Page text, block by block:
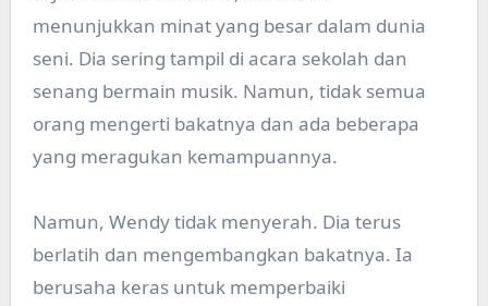
menunjukkan minat yang besar dalam dunia
seni. Dia sering tampil di acara sekolah dan
senang bermain musik. Namun, tidak semua
orang mengerti bakatnya dan ada beberapa
yang meragukan kemampuannya.
Namun, Wendy tidak menyerah. Dia terus
berlatih dan mengembangkan bakatnya. Ia
berusaha keras untuk memperbaiki